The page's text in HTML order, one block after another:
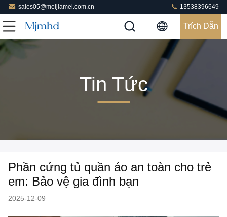
sales05@meijiamei.com.cn 13538396649
Trích Dẫn
Tin Tức
Phần cứng tủ quần áo an toàn cho trẻ
em: Bảo vệ gia đình bạn
2025-12-09